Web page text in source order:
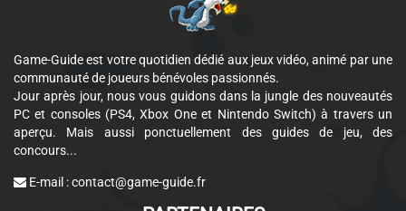
Game-Guide est votre quotidien dédié aux jeux vidéo, animé par une
communauté de joueurs bénévoles passionnés.
Jour après jour, nous vous guidons dans la jungle des nouveautés
PC et consoles (PS4, Xbox One et Nintendo Switch) à travers un
aperçu. Mais aussi ponctuellement des guides de jeu, des
concours...
E-mail :contact@game-guide.fr